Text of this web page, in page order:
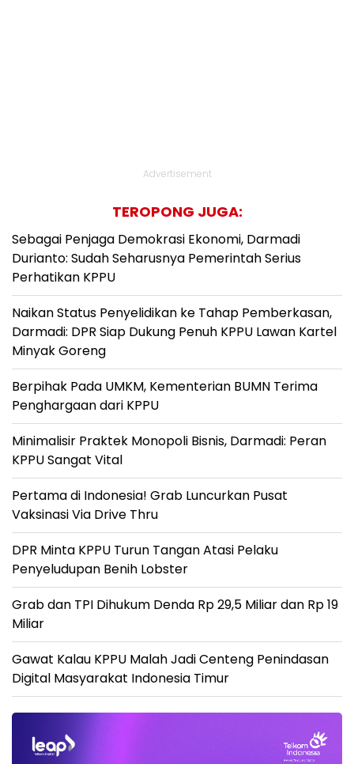
Advertisement
TEROPONG JUGA:
Sebagai Penjaga Demokrasi Ekonomi, Darmadi
Durianto: Sudah Seharusnya Pemerintah Serius
Perhatikan KPPU
Naikan Status Penyelidikan ke Tahap Pemberkasan,
Darmadi: DPR Siap Dukung Penuh KPPU Lawan Kartel
Minyak Goreng
Berpihak Pada UMKM, Kementerian BUMN Terima
Penghargaan dari KPPU
Minimalisir Praktek Monopoli Bisnis, Darmadi: Peran
KPPU Sangat Vital
Pertama di Indonesia! Grab Luncurkan Pusat
Vaksinasi Via Drive Thru
DPR Minta KPPU Turun Tangan Atasi Pelaku
Penyeludupan Benih Lobster
Grab dan TPI Dihukum Denda Rp 29,5 Miliar dan Rp 19
Miliar
Gawat Kalau KPPU Malah Jadi Centeng Penindasan
Digital Masyarakat Indonesia Timur